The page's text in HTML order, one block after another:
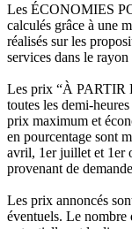
Les ÉCONOMIES
calculés grâce à une
réalisés sur les
services dans le
Les prix “À PARTIR
toutes les demi-
prix maximum et
en pourcentage sont
avril, 1er juillet et 1er
provenant de
Les prix annoncés
éventuels. Le nombre